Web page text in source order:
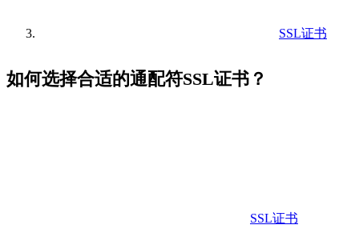
SSL证书
如何选择合适的通配符SSL证书？
SSL证书